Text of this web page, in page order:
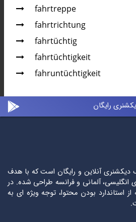
fahrtreppe
fahrtrichtung
fahrtüchtig
fahrtüchtigkeit
fahruntüchtigkeit
رایگان
دیکشنری آنلاین و رایگان است که با هدف
انگلیسی، آلمانی و فرانسه طراحی شده. در
استاندارد بودن محتوا، توجه ویژه ای به